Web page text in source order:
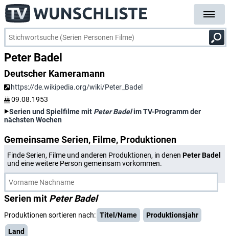
Peter Badel
Deutscher Kameramann
https://de.wikipedia.org/wiki/Peter_Badel
09.08.1953
Serien und Spielfilme mit Peter Badelim TV-Programm der
nächsten Wochen
Gemeinsame Serien, Filme, Produktionen
Finde Serien, Filme und anderen Produktionen, in denen Peter Badel
und eine weitere Person gemeinsam vorkommen.
Serien mit Peter Badel
Produktionen sortieren nach: Titel/Name
Produktionsjahr
Land